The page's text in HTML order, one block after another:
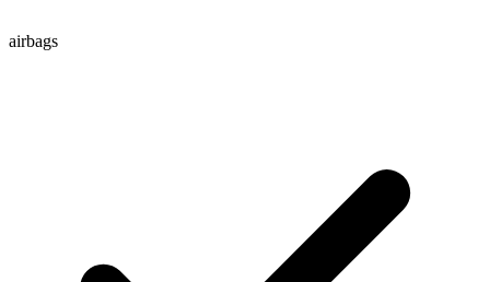
airbags